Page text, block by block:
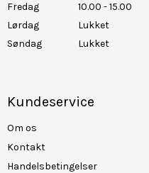
Fredag
10.00 - 15.00
Lørdag
Lukket
Søndag
Lukket
Kundeservice
Om os
Kontakt
Handelsbetingelser